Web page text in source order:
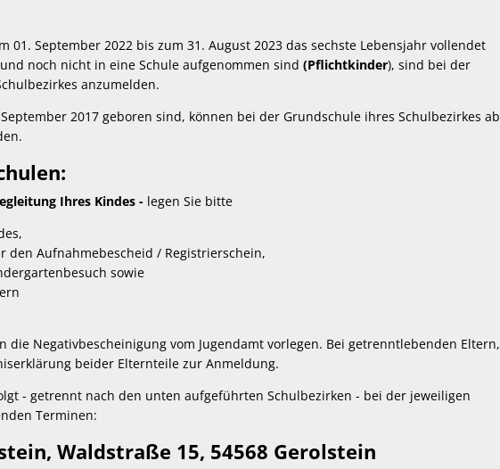
01. September 2022 bis zum 31. August 2023 das sechste Lebensjahr vollendet
noch nicht in eine Schule aufgenommen sind (Pflichtkinder), sind bei der
anzumelden.
2017 geboren sind, können bei der Grundschule ihres Schulbezirkes ab
Ihres Kindes - legen Sie bitte
den Aufnahmebescheid / Registrierschein,
sowie
die Negativbescheinigung vom Jugendamt vorlegen. Bei getrenntlebenden Eltern,
beider Elternteile zur Anmeldung.
- getrennt nach den unten aufgeführten Schulbezirken - bei der jeweiligen
Terminen:
Waldstraße 15, 54568 Gerolstein